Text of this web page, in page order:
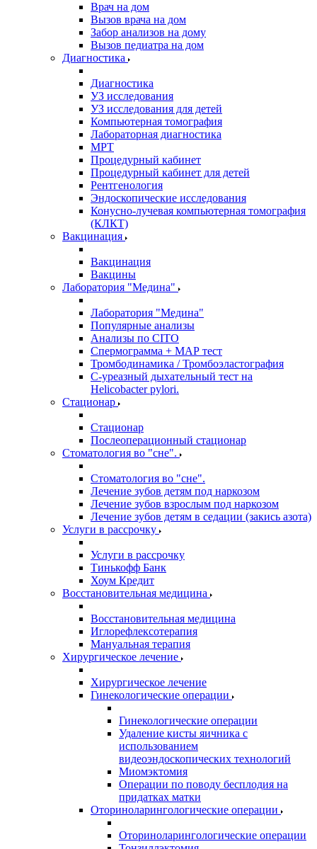
Врач на дом
Вызов врача на дом
Забор анализов на дому
Вызов педиатра на дом
Диагностика
Диагностика
УЗ исследования
УЗ исследования для детей
Компьютерная томография
Лабораторная диагностика
МРТ
Процедурный кабинет
Процедурный кабинет для детей
Рентгенология
Эндоскопические исследования
Конусно-лучевая компьютерная томография
(КЛКТ)
Вакцинация
Вакцинация
Вакцины
Лаборатория "Медина"
Лаборатория "Медина"
Популярные анализы
Анализы по CITO
Спермограмма + МАР тест
Тромбодинамика / Тромбоэластография
С-уреазный дыхательный тест на
Helicobacter pylori.
Стационар
Стационар
Послеоперационный стационар
Стоматология во "сне".
Стоматология во "сне".
Лечение зубов детям под наркозом
Лечение зубов взрослым под наркозом
Лечение зубов детям в седации (закись азота)
Услуги в рассрочку
Услуги в рассрочку
Тинькофф Банк
Хоум Кредит
Восстановительная медицина
Восстановительная медицина
Иглорефлексотерапия
Мануальная терапия
Хирургическое лечение
Хирургическое лечение
Гинекологические операции
Гинекологические операции
Удаление кисты яичника с
использованием
видеоэндоскопических технологий
Миомэктомия
Операции по поводу бесплодия на
придатках матки
Оториноларингологические операции
Оториноларингологические операции